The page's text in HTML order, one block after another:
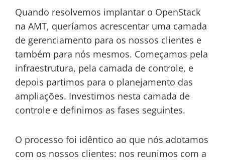
Quando resolvemos implantar o OpenStack
na AMT, queríamos acrescentar uma camada
de gerenciamento para os nossos clientes e
também para nós mesmos. Começamos pela
infraestrutura, pela camada de controle, e
depois partimos para o planejamento das
ampliações. Investimos nesta camada de
controle e definimos as fases seguintes.
O processo foi idêntico ao que nós adotamos
com os nossos clientes: nos reunimos com a